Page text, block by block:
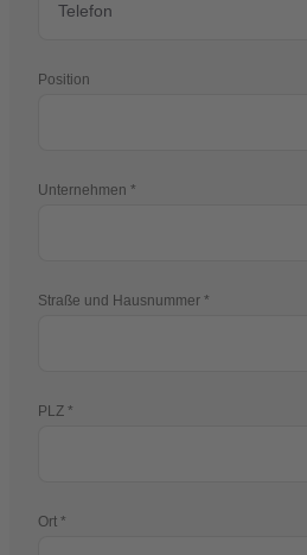
Position
Unternehmen
Straße und Hausnummer
PLZ
Ort